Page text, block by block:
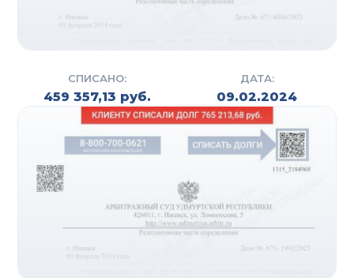
СПИСАНО:
459 357,13 руб.
ДАТА:
09.02.2024